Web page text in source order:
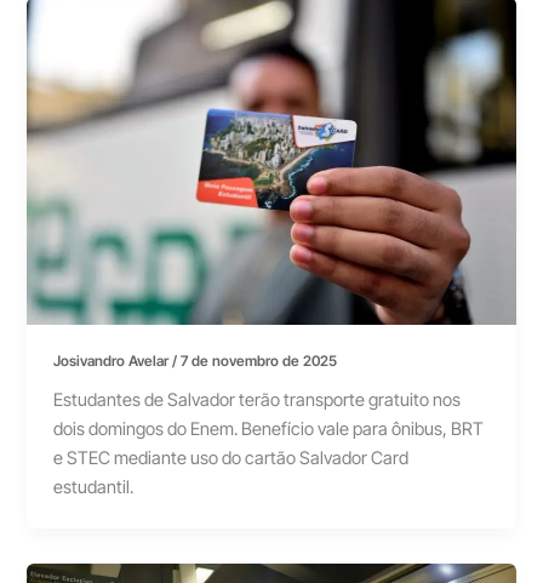
Josivandro Avelar/7 de novembro de 2025
Estudantes de Salvador terão transporte gratuito nos
dois domingos do Enem. Benefício vale para ônibus, BRT
e STEC mediante uso do cartão Salvador Card
estudantil.